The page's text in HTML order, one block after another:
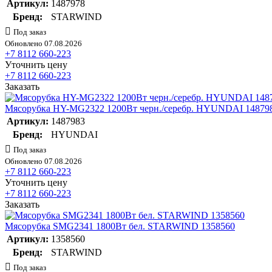
Артикул: 1487978
Бренд:
STARWIND
Под заказ
Обновлено 07.08.2026
+7 8112 660-223
Уточнить цену
+7 8112 660-223
Заказать
Мясорубка HY-MG2322 1200Вт черн./серебр. HYUNDAI
Артикул: 1487983
Бренд:
HYUNDAI
Под заказ
Обновлено 07.08.2026
+7 8112 660-223
Уточнить цену
+7 8112 660-223
Заказать
Мясорубка SMG2341 1800Вт бел. STARWIND 1358560
Артикул: 1358560
Бренд:
STARWIND
Под заказ